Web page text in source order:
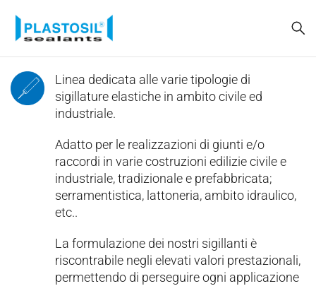
Linea dedicata alle varie tipologie di
sigillature elastiche in ambito civile ed
industriale.
Adatto per le realizzazioni di giunti e/o
raccordi in varie costruzioni edilizie civile e
industriale, tradizionale e prefabbricata;
serramentistica, lattoneria, ambito idraulico,
etc..
La formulazione dei nostri sigillanti è
riscontrabile negli elevati valori prestazionali,
permettendo di perseguire ogni applicazione